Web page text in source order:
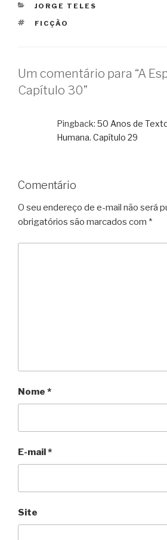
CATEGORIAS
JORGE TELES
TAGS
FICÇÃO
Um comentário para “A
Capítulo 30”
Pingback: 50 Anos de
Humana. Capítulo 29
Comentário
O seu endereço de e-mail não será
obrigatórios são marcados com *
Nome *
E-mail*
Site